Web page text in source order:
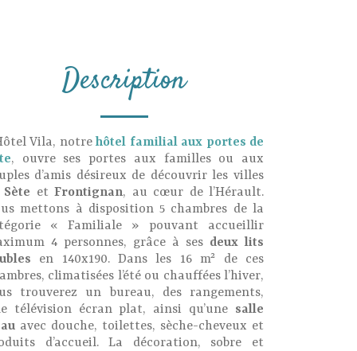
Description
Vila, notrehôtel familial aux portes de
, ouvre ses portes aux familles ou aux
d’amis désireux de découvrir les villes
Sète etFrontignan, au cœur de l’Hérault.
mettons à disposition 5 chambres de la
« Familiale » pouvant accueillir
4 personnes, grâce à ses deux lits
en 140x190. Dans les 16 m² de ces
climatisées l’été ou chauffées l’hiver,
trouverez un bureau, des rangements,
télévision écran plat, ainsi qu’une salle
avec douche, toilettes, sèche-cheveux et
d’accueil. La décoration, sobre et